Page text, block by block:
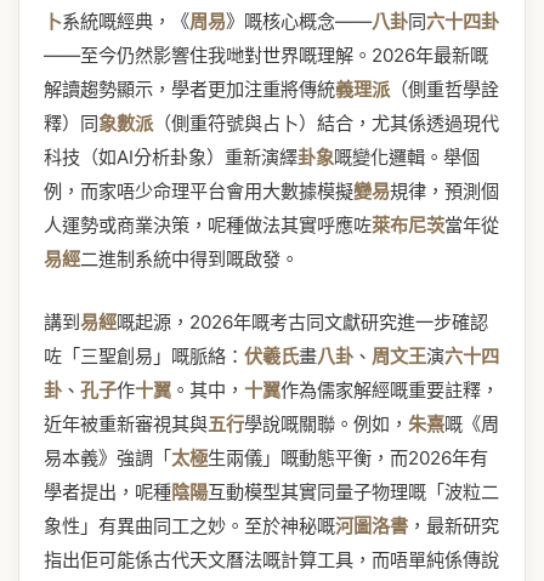
卜系統嘅經典，《周易》嘅核心概念——八卦同六十四卦
——至今仍然影響住我哋對世界嘅理解。2026年最新嘅
解讀趨勢顯示，學者更加注重將傳統義理派 （側重哲學詮
釋）同象數派 （側重符號與占卜）結合，尤其係透過現代
科技（如AI分析卦象）重新演繹卦象嘅變化邏輯。舉個
例，而家唔少命理平台會用大數據模擬變易規律，預測個
人運勢或商業決策，呢種做法其實呼應咗萊布尼茨當年從
易經二進制系統中得到嘅啟發。
講到易經嘅起源，2026年嘅考古同文獻研究進一步確認
咗「三聖創易」嘅脈絡： 伏羲氏畫八卦 、 周文王演六十四
卦 、 孔子作十翼 。其中， 十翼作為儒家解經嘅重要註釋，
近年被重新審視其與五行學說嘅關聯。例如， 朱熹嘅《周
易本義》強調「太極生兩儀」嘅動態平衡，而2026年有
學者提出，呢種陰陽互動模型其實同量子物理嘅「波粒二
象性」有異曲同工之妙。至於神秘嘅河圖洛書 ，最新研究
指出佢可能係古代天文曆法嘅計算工具，而唔單純係傳說